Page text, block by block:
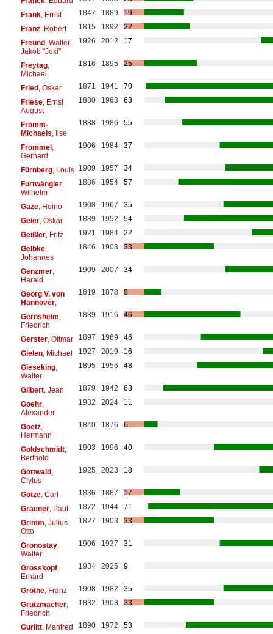
Frank, Ernst 1847 1889
19
Franz, Robert 1815 1892
22
Freund, Walter
Jakob "Joki"
1926 2012 17
Freytag,
Michael
1816 1895 25
Fried, Oskar 1871 1941
70
Friese, Ernst
August
1880 1963 63
Fromm-
Michaels , Ilse
1888 1986 55
Frommel,
Gerhard
1906 1984 37
Fürnberg, Louis 1909 1957
34
Furtwängler,
Wilhelm
1886 1954 57
Gaze, Heino 1908 1967
35
Geier, Oskar 1889 1952
54
Geißler, Fritz 1921 1984
22
Gelbke,
Johannes
1846 1903 33
Genzmer,
Harald
1909 2007 34
Georg V. von
Hannover,
1819 1878 8
Gernsheim
Friedrich
1839 1916 46
Gerster, Ottmar 1897 1969
46
Gielen, Michael 1927 2019
16
Gieseking,
Walter
1895 1956 48
Gilbert, Jean 1879 1942
63
Goehr,
Alexander
1932 2024 11
Goetz,
Hermann
1840 1876 6
Goldschmidt,
Berthold
1903 1996 40
Gottwald,
Clytus
1925 2023 18
Götze, Carl 1836 1887
17
Graener, Paul 1872 1944
71
Grimm , Julius
Otto
1827 1903 33
Gronostay,
Walter
1906 1937 31
Grosskopf,
Erhard
1934 2025 9
Grothe, Franz 1908 1982
35
Grützmacher,
Friedrich
1832 1903 33
Gurlitt, Manfred 1890 1972
53